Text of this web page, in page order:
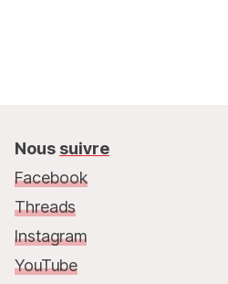
Nous suivre
Facebook
Threads
Instagram
YouTube